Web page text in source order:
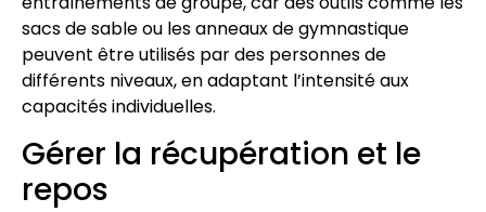
sacs de sable ou les anneaux de gymnastique
peuvent être utilisés par des personnes de
différents niveaux, en adaptant l’intensité aux
capacités individuelles.
Gérer la récupération et le
repos